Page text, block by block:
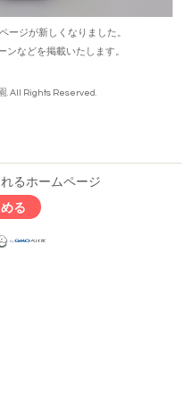
ージが新しくなりました。
などを掲載いたします。
. All Rights Reserved.
るホームページ
る